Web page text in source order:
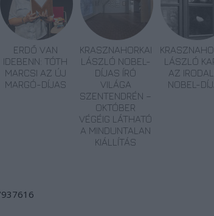
ERDŐ VAN
IDEBENN: TÓTH
MARCSI AZ ÚJ
MARGÓ-DÍJAS
KRASZNAHORKAI
LÁSZLÓ NOBEL-
DÍJAS ÍRÓ
VILÁGA
SZENTENDRÉN –
OKTÓBER
VÉGÉIG LÁTHATÓ
A MINDUNTALAN
KIÁLLÍTÁS
LÁSZLÓ
AZ
NOBEL-